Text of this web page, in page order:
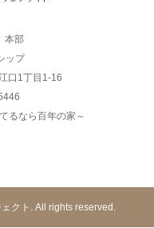
本部
ップ
口1丁目1-16
るなら百年の家～
クト. All rights reserved.